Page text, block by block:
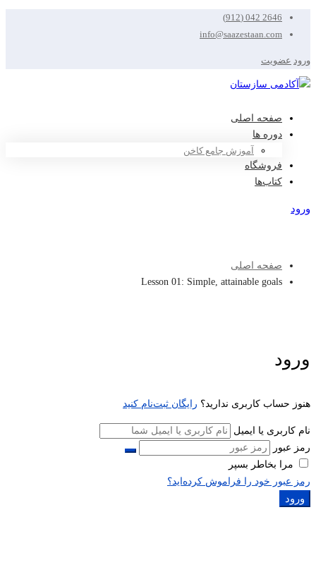
2646 042 (912)
info@saazestaan.com
ورود عضویت
صفحه اصلی
دوره ها
آموزش جامع کاخن
فروشگاه
کتاب‌ها
ورود
صفحه اصلی
Lesson 01: Simple, attainable goals
ورود
هنوز حساب کاربری ندارید؟ رایگان ثبت‌نام کنید
نام کاربری یا ایمیل
رمز عبور
مرا بخاطر بسپر
رمز عبور خود را فراموش کرده‌اید؟
ورود